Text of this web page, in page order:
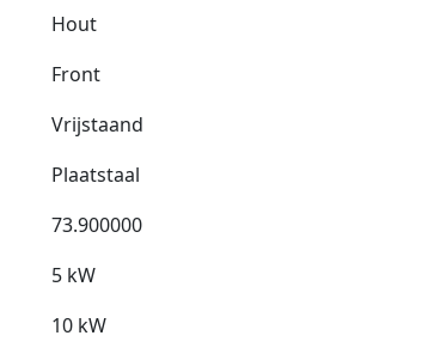
Hout
Front
Vrijstaand
Plaatstaal
73.900000
5 kW
10 kW